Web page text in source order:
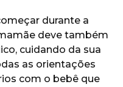
durante a
deve também
cuidando da sua
as orientações
com o bebê que